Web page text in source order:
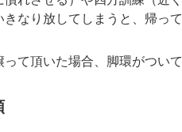
きなり放してしまうと、帰っ
って頂いた場合、脚環がつい